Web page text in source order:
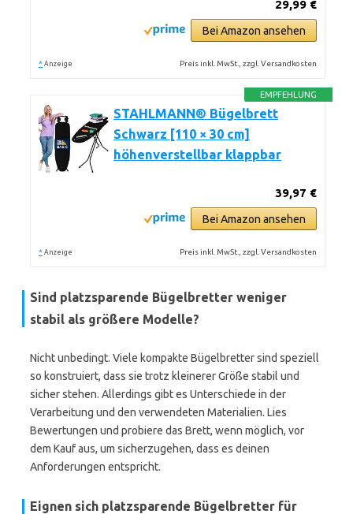
29,99 €
Bei Amazon ansehen
* Anzeige Preis inkl. MwSt., zzgl. Versandkosten
EMPFEHLUNG
STAHLMANN® Bügelbrett
Schwarz [110 × 30 cm]
höhenverstellbar klappbar
39,97 €
Bei Amazon ansehen
* Anzeige Preis inkl. MwSt., zzgl. Versandkosten
Sind platzsparende Bügelbretter weniger
stabil als größere Modelle?
Nicht unbedingt. Viele kompakte Bügelbretter sind speziell
so konstruiert, dass sie trotz kleinerer Größe stabil und
sicher stehen. Allerdings gibt es Unterschiede in der
Verarbeitung und den verwendeten Materialien. Lies
Bewertungen und probiere das Brett, wenn möglich, vor
dem Kauf aus, um sicherzugehen, dass es deinen
Anforderungen entspricht.
Eignen sich platzsparende Bügelbretter für